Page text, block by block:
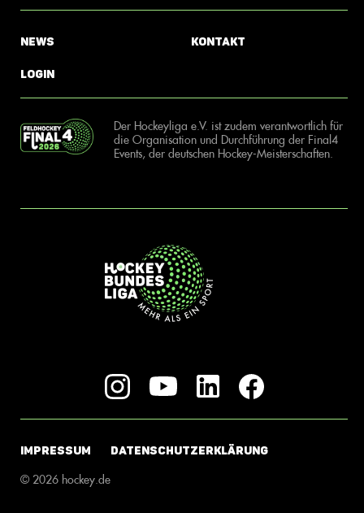
News
Login
Kontakt
Der Hockeyliga e.V. ist zudem verantwortlich für
die Organisation und Durchführung der Final4
Events, der deutschen Hockey-Meisterschaften.
IMPRESSUM DATENSCHUTZERKLÄRUNG
© 2026 hockey.de